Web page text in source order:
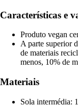
Características e
Produto vegan
A parte superior
de materiais
menos, 10% de
Materiais
Sola intermédia: